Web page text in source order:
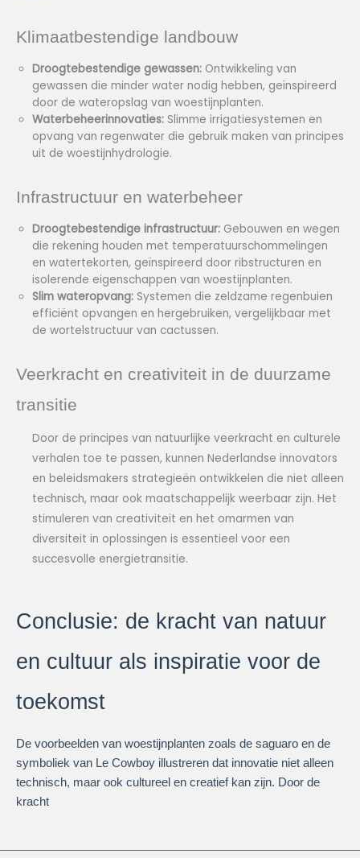
Klimaatbestendige landbouw
Droogtebestendige gewassen: Ontwikkeling van
gewassen die minder water nodig hebben, geïnspireerd
door de wateropslag van woestijnplanten.
Waterbeheerinnovaties: Slimme irrigatiesystemen en
opvang van regenwater die gebruik maken van principes
uit de woestijnhydrologie.
Infrastructuur en waterbeheer
Droogtebestendige infrastructuur: Gebouwen en wegen
die rekening houden met temperatuurschommelingen
en watertekorten, geïnspireerd door ribstructuren en
isolerende eigenschappen van woestijnplanten.
Slim wateropvang: Systemen die zeldzame regenbuien
efficiënt opvangen en hergebruiken, vergelijkbaar met
de wortelstructuur van cactussen.
Veerkracht en creativiteit in de duurzame
transitie
Door de principes van natuurlijke veerkracht en culturele
verhalen toe te passen, kunnen Nederlandse innovators
en beleidsmakers strategieën ontwikkelen die niet alleen
technisch, maar ook maatschappelijk weerbaar zijn. Het
stimuleren van creativiteit en het omarmen van
diversiteit in oplossingen is essentieel voor een
succesvolle energietransitie.
Conclusie: de kracht van natuur
en cultuur als inspiratie voor de
toekomst
De voorbeelden van woestijnplanten zoals de saguaro en de
symboliek van Le Cowboy illustreren dat innovatie niet alleen
technisch, maar ook cultureel en creatief kan zijn. Door de
kracht